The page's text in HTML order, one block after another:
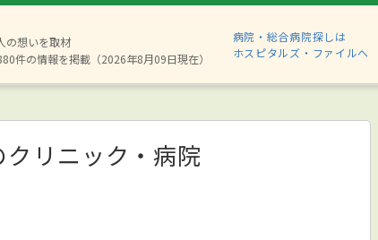
の想いを取材
件の情報を掲載（2026年8月09日現在）
病院・総合病院探しは
ホスピタルズ・ファイルへ
クリニック・病院